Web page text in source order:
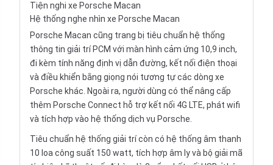
Tiện nghi xe Porsche Macan
Hệ thống nghe nhìn xe Porsche Macan
Porsche Macan cũng trang bị tiêu chuẩn hệ thống
thông tin giải trí PCM với màn hình cảm ứng 10,9 inch,
đi kèm tính năng định vị dẫn đường, kết nối điện thoại
và điều khiển bằng giọng nói tương tự các dòng xe
Porsche khác. Ngoài ra, người dùng có thể nâng cấp
thêm Porsche Connect hỗ trợ kết nối 4G LTE, phát wifi
và tích hợp vào hệ thống dịch vụ Porsche.
Tiêu chuẩn hệ thống giải trí còn có hệ thống âm thanh
10 loa công suất 150 watt, tích hợp âm ly và bộ giải mã